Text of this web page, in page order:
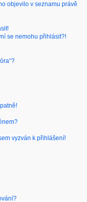
objevilo v seznamu právě
se nemohu přihlásit?!
vyzván k přihlášení!